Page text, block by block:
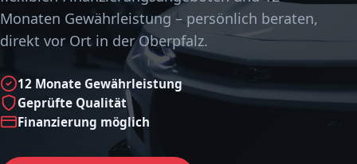
Monaten Gewährleistung – persönlich beraten,
direkt vor Ort in der Oberpfalz.
12 Monate Gewährleistung
Geprüfte Qualität
Finanzierung möglich